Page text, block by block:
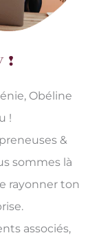
!
Obéline
!
&
sommes là
rayonner ton
associés,